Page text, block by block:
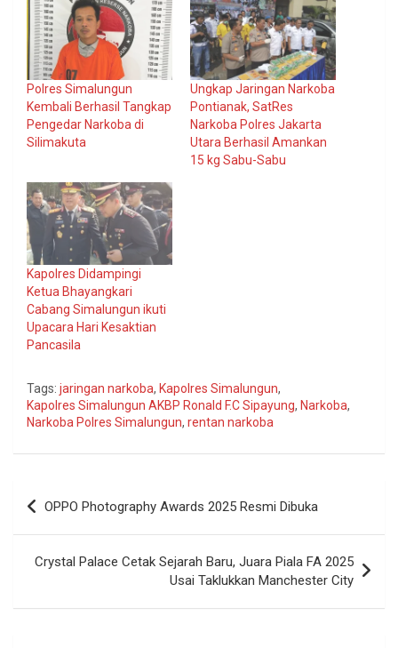
Polres Simalungun
Kembali Berhasil Tangkap
Pengedar Narkoba di
Silimakuta
Ungkap Jaringan Narkoba
Pontianak, SatRes
Narkoba Polres Jakarta
Utara Berhasil Amankan
15 kg Sabu-Sabu
Kapolres Didampingi
Ketua Bhayangkari
Cabang Simalungun ikuti
Upacara Hari Kesaktian
Pancasila
Tags: jaringan narkoba, Kapolres Simalungun,
Kapolres Simalungun AKBP Ronald F.C Sipayung, Narkoba,
Narkoba Polres Simalungun, rentan narkoba
Navigasi
pos
OPPO Photography Awards 2025 Resmi Dibuka
Crystal Palace Cetak Sejarah Baru, Juara Piala FA 2025
Usai Taklukkan Manchester City